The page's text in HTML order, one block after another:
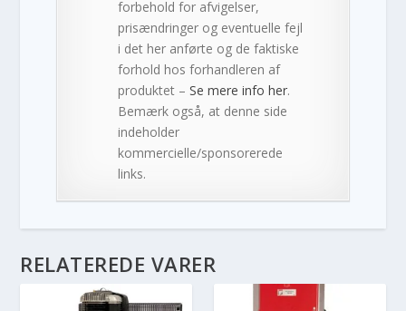
forbehold for afvigelser,
prisændringer og eventuelle fejl
i det her anførte og de faktiske
forhold hos forhandleren af
produktet –Se mere info her.
Bemærk også, at denne side
indeholder
kommercielle/sponsorerede
links.
RELATEREDE VARER